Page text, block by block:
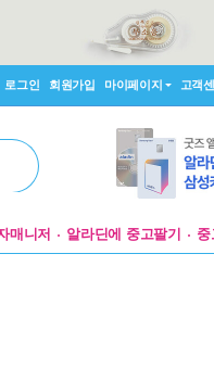
로그인 회원가입 마이페이지 고객
매니저 알라딘에 중고팔기 중